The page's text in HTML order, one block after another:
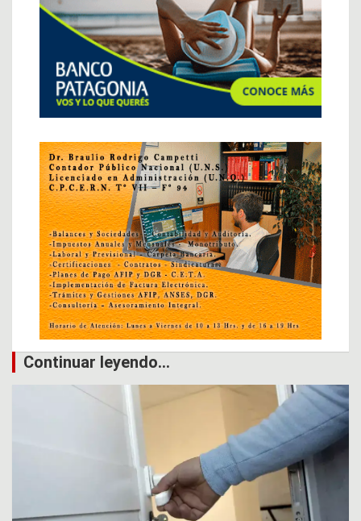
Continuar leyendo...